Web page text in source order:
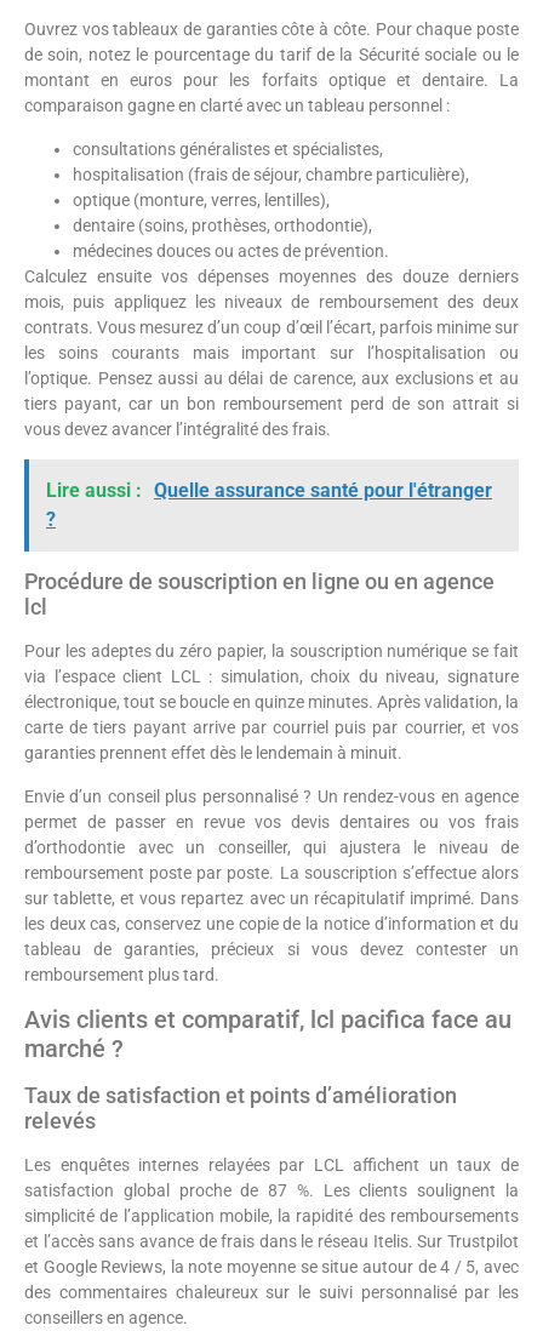
Ouvrez vos tableaux de garanties côte à côte. Pour chaque poste
de soin, notez le pourcentage du tarif de la Sécurité sociale ou le
montant en euros pour les forfaits optique et dentaire. La
comparaison gagne en clarté avec un tableau personnel :
consultations généralistes et spécialistes,
hospitalisation (frais de séjour, chambre particulière),
optique (monture, verres, lentilles),
dentaire (soins, prothèses, orthodontie),
médecines douces ou actes de prévention.
Calculez ensuite vos dépenses moyennes des douze derniers
mois, puis appliquez les niveaux de remboursement des deux
contrats. Vous mesurez d’un coup d’œil l’écart, parfois minime sur
les soins courants mais important sur l’hospitalisation ou
l’optique. Pensez aussi au délai de carence, aux exclusions et au
tiers payant, car un bon remboursement perd de son attrait si
vous devez avancer l’intégralité des frais.
Lire aussi : Quelle assurance santé pour l'étranger
?
Procédure de souscription en ligne ou en agence
lcl
Pour les adeptes du zéro papier, la souscription numérique se fait
via l’espace client LCL : simulation, choix du niveau, signature
électronique, tout se boucle en quinze minutes. Après validation, la
carte de tiers payant arrive par courriel puis par courrier, et vos
garanties prennent effet dès le lendemain à minuit.
Envie d’un conseil plus personnalisé ? Un rendez-vous en agence
permet de passer en revue vos devis dentaires ou vos frais
d’orthodontie avec un conseiller, qui ajustera le niveau de
remboursement poste par poste. La souscription s’effectue alors
sur tablette, et vous repartez avec un récapitulatif imprimé. Dans
les deux cas, conservez une copie de la notice d’information et du
tableau de garanties, précieux si vous devez contester un
remboursement plus tard.
Avis clients et comparatif, lcl pacifica face au
marché ?
Taux de satisfaction et points d’amélioration
relevés
Les enquêtes internes relayées par LCL affichent un taux de
satisfaction global proche de 87 %. Les clients soulignent la
simplicité de l’application mobile, la rapidité des remboursements
et l’accès sans avance de frais dans le réseau Itelis. Sur Trustpilot
et Google Reviews, la note moyenne se situe autour de 4 / 5, avec
des commentaires chaleureux sur le suivi personnalisé par les
conseillers en agence.